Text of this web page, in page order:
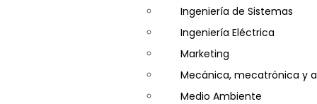
Ingeniería de Sistemas
Ingeniería Eléctrica
Marketing
Mecánica, mecatrónica y
Medio Ambiente